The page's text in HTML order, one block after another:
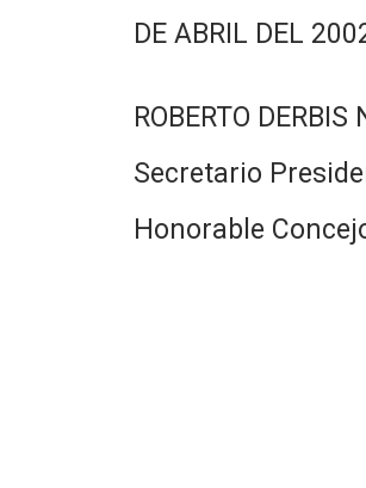
DE ABRIL DEL
ROBERTO
Secretario
Honorable